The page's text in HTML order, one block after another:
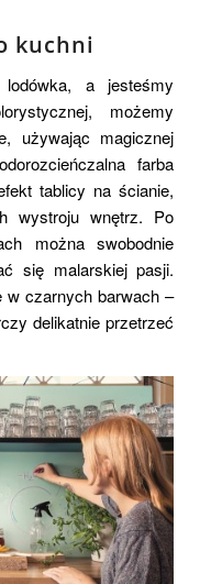
kuchni
a jesteśmy
możemy
używając magicznej
farba
tablicy na ścianie,
wystroju wnętrz. Po
można swobodnie
się malarskiej pasji.
w czarnych barwach –
delikatnie przetrzeć